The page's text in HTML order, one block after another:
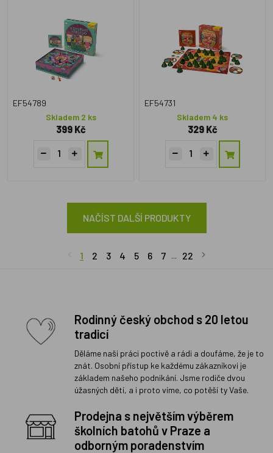
EF54789
Skladem 2 ks
399 Kč
EF54731
Skladem 4 ks
329 Kč
NAČÍST DALŠÍ PRODUKTY
1 2 3 4 5 6 7 ... 22
Rodinný český obchod s 20 letou
tradicí
Děláme naši práci poctivě a rádi a doufáme, že je to
znát. Osobní přístup ke každému zákazníkovi je
základem našeho podnikání. Jsme rodiče dvou
úžasných dětí, a i proto víme, co potěší ty Vaše.
Prodejna s největším výběrem
školních batohů v Praze a
odborným poradenstvím